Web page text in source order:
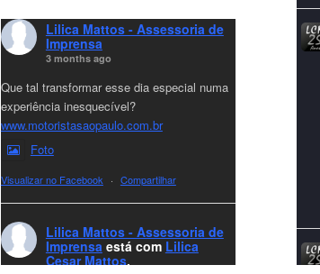
Lilica Mattos - Assessoria de
Imprensa
3 months ago
Que tal transformar esse dia especial numa
experiência inesquecível?
www.motoristasaopaulo.com.br
Foto
Visualizar no Facebook · Compartilhar
Lilica Mattos - Assessoria de
Imprensa está com Lilica
Cesar Mattos.